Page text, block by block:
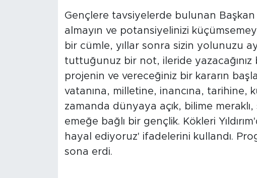
Gençlere tavsiyelerde bulunan Başkan
almayın ve potansiyelinizi
bir cümle, yıllar sonra sizin yolunuzu
tuttuğunuz bir not, ileride yazacağınız
projenin ve vereceğiniz bir kararın
vatanına, milletine, inancına, tarihine,
zamanda dünyaya açık, bilime meraklı,
emeğe bağlı bir gençlik. Kökleri
hayal ediyoruz' ifadelerini kullandı.
sona erdi.